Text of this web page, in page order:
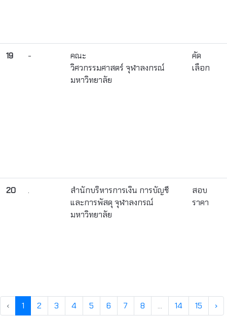
19 -
คณะ
วิศวกรรมศาสตร์ จุฬาลงกรณ์
มหาวิทยาลัย
คัด
เลือก
20 .
สำนักบริหารการเงิน การบัญชี
และการพัสดุ จุฬาลงกรณ์
มหาวิทยาลัย
สอบ
ราคา
‹ 1 2 3 4 5 6 7 8 ... 14 15 ›